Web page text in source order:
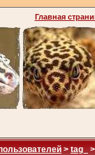
Главная
> tag_ >